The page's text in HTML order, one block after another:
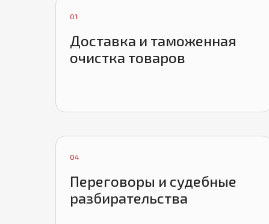
Переговоры и судебные
разбирательства
04
Доставка и таможенная
очистка товаров
01